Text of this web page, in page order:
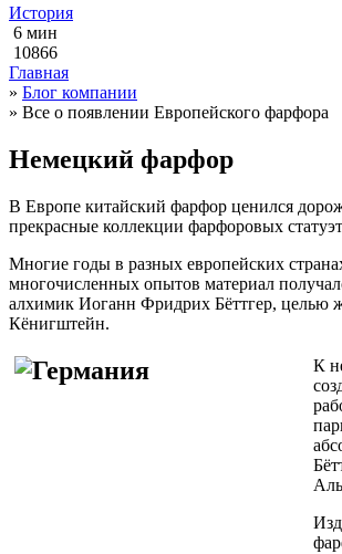
История
6 мин
10866
Главная
» Блог компании
» Все о появлении Европейского фарфора
Немецкий фарфор
В Европе китайский фарфор ценился
прекрасные коллекции фарфоровых
Многие годы в разных европейских
многочисленных опытов материал
алхимик Иоганн Фридрих Бёттгер, целью
Кёнигштейн.
К